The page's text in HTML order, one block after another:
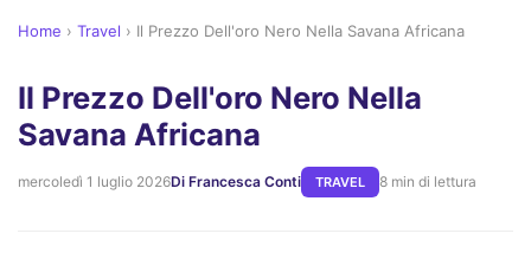
Home › Travel › Il Prezzo Dell'oro Nero Nella Savana Africana
Il Prezzo Dell'oro Nero Nella
Savana Africana
mercoledì 1 luglio 2026Di Francesca Conti TRAVEL 8 min di lettura